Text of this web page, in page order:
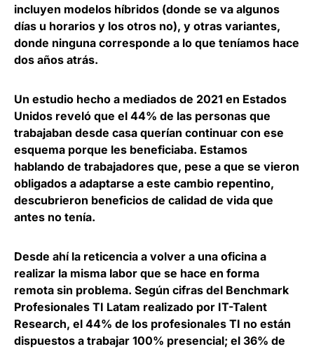
incluyen modelos híbridos (donde se va algunos
días u horarios y los otros no), y otras variantes,
donde ninguna corresponde a lo que teníamos hace
dos años atrás.
Un estudio hecho a mediados de 2021 en Estados
Unidos reveló que el 44% de las personas que
trabajaban desde casa querían continuar con ese
esquema porque les beneficiaba. Estamos
hablando de trabajadores que, pese a que se vieron
obligados a adaptarse a este cambio repentino,
descubrieron beneficios de calidad de vida que
antes no tenía.
Desde ahí la reticencia a volver a una oficina a
realizar la misma labor que se hace en forma
remota sin problema. Según cifras del Benchmark
Profesionales TI Latam realizado por IT-Talent
Research, el 44% de los profesionales TI no están
dispuestos a trabajar 100% presencial; el 36% de